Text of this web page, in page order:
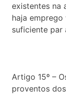
existentes na
haja
suficiente par
Artigo 15º –
proventos